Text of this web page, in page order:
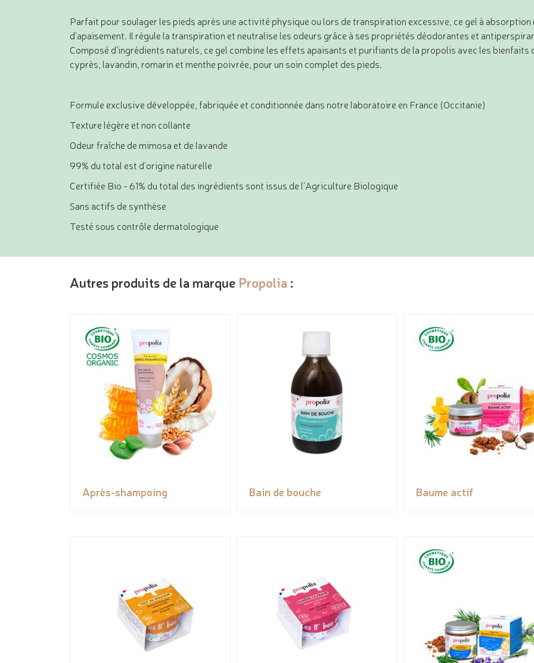
Parfait pour soulager les pieds après une activité physique ou lors de transpiration excessive, ce gel à
d'apaisement. Il régule la transpiration et neutralise les odeurs grâce à ses propriétés déodorantes et
Composé d’ingrédients naturels, ce gel combine les effets apaisants et purifiants de la propolis avec les bienfaits
cyprès, lavandin, romarin et menthe poivrée, pour un soin complet des pieds.
Formule exclusive développée, fabriquée et conditionnée dans notre laboratoire en France (Occitanie)
Texture légère et non collante
Odeur fraîche de mimosa et de lavande
99% du total est d'origine naturelle
Certifiée Bio - 61% du total des ingrédients sont issus de l'Agriculture Biologique
Sans actifs de synthèse
Testé sous contrôle dermatologique
Autres produits de la marque Propolia :
Après-shampoing Bain de bouche Baume actif